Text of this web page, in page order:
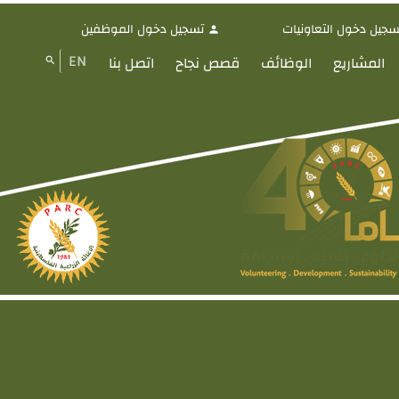
دخول التعاونيات person تسجيل دخول الموظفين
المشاريع الوظائف قصص نجاح اتصل بنا EN
search